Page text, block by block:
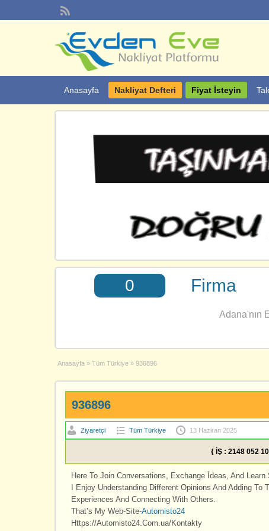
Anasayfa Nakliyat Defteri Fiyat İsteyin
0 Firma
Adana'nın
Anasayfa » Tüm Türkiye » 936896
936896
Ziyaretçi Tüm Türkiye 13 Haziran 2025
{ İŞ : 2148 052
Here To Join Conversations, Exchange İdeas, And
I Enjoy Understanding Different Opinions And Adding
Experiences And Connecting With Others.
That’s My Web-Site-Automisto24
Https://Automisto24.Com.ua/Kontakty